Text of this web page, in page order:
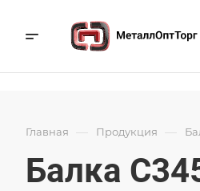
Главная — Продукция —
Балка